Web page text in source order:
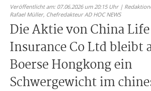
Veröffentlicht am: 07.06.2026 um 20:15 Uhr |
Rafael Müller, Chefredakteur AD HOC NEWS
Die Aktie von China Life
Insurance Co Ltd bleibt
Boerse Hongkong ein
Schwergewicht im